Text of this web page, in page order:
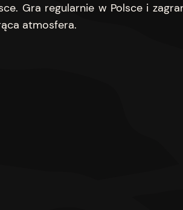
Gra regularnie w Polsce i
atmosfera.